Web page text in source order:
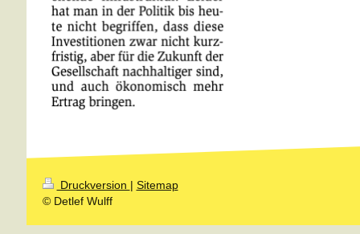
Druckversion | Sitemap
© Detlef Wulff